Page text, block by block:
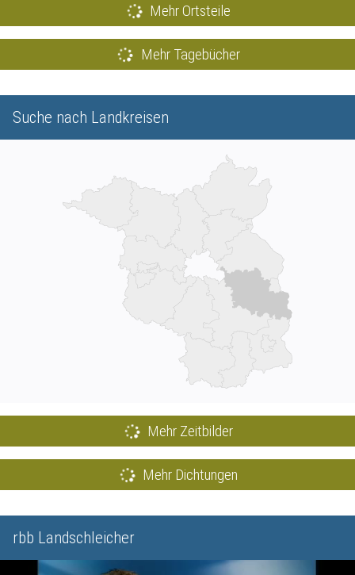
Mehr Ortsteile
Mehr Tagebücher
Suche nach Landkreisen
Mehr Zeitbilder
Mehr Dichtungen
rbb Landschleicher